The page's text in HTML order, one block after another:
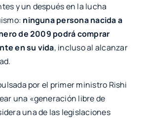
y un después en la lucha
ninguna persona nacida a
de 2009 podrá comprar
en su vida, incluso al alcanzar
por el primer ministro Rishi
una «generación libre de
una de las legislaciones